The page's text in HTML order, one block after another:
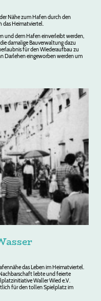
Nähe zum Hafen durch den
das Heimatviertel.
und dem Hafen einverleibt werden,
damalige Bauverwaltung dazu
für den Wiederaufbau zu
Darlehen eingeworben werden um
das Leben im Heimatviertel.
lebte und feierte
Waller Wied e.V.
für den tollen Spielplatz im